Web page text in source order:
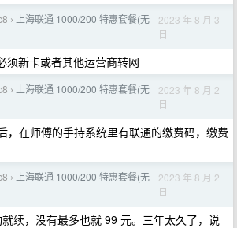
›
上海联通 1000/200 特惠套餐(无
2023 年 8 月 3
日
须新卡或者其他运营商转网
›
上海联通 1000/200 特惠套餐(无
2023 年 8 月 2
日
，在师傅的手持系统里有联通的缴费码，缴费
›
上海联通 1000/200 特惠套餐(无
2023 年 8 月 2
日
续，没有最多也就 99 元。三年太久了，说